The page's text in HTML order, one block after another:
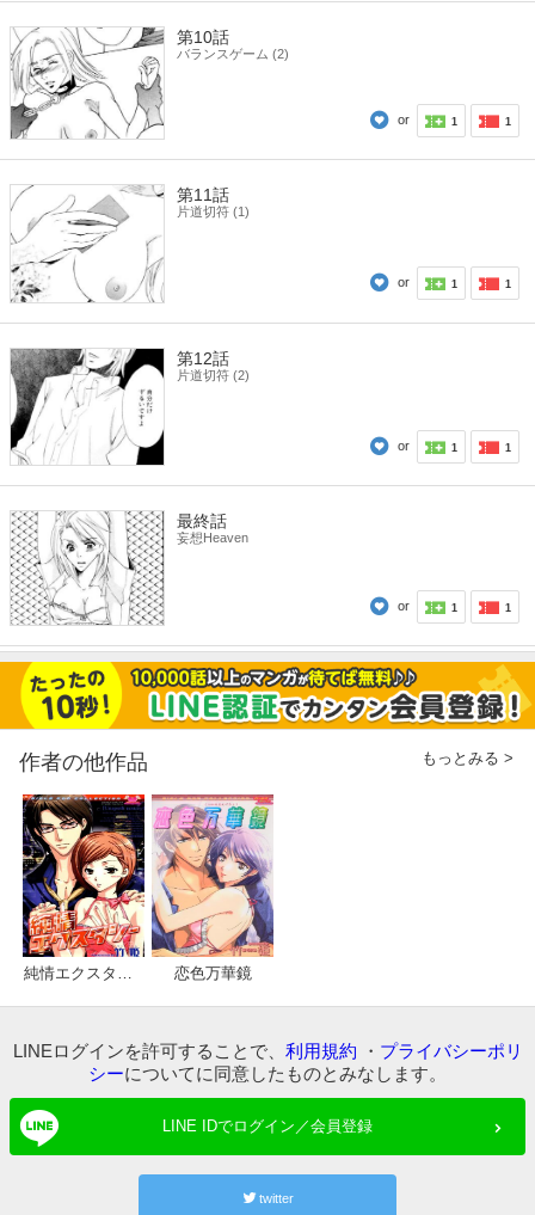
第10話
バランスゲーム (2)
or 1 1
第11話
片道切符 (1)
or 1 1
第12話
片道切符 (2)
or 1 1
最終話
妄想Heaven
or 1 1
作者の他作品 もっとみる >
恋色万華鏡
LINEログインを許可することで、 利用規約 ・ プライバシーポリ
シーについてに同意したものとみなします。
LINE IDでログイン／会員登録
twitter